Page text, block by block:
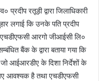
प्रदीप रतूड़ी द्वारा जिलाधिकारी
लगाई कि उनके पति प्रदीप
एचडीएफसी आरगो जीआईसी लि०
बैंक के द्वारा बताया गया कि
जो आईआरडीए के दिशा निर्देशों के
आवश्यक है तथा एचडीएफसी